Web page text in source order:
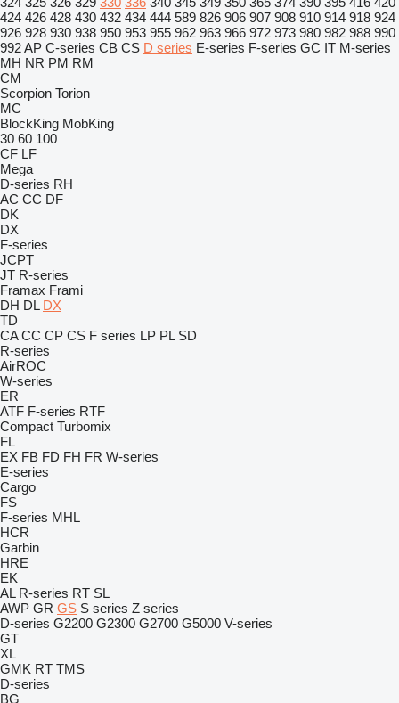
424 426 428 430 432 434 444 589 826 906 907 908 910 914 918 924
926 928 930 938 950 953 955 962 963 966 972 973 980 982 988 990
992AP C-series CB CS D series E-series F-series GC IT M-series
MH NR PM RM
CM
Scorpion Torion
MC
BlockKing MobKing
30 60 100
CF LF
Mega
D-series RH
AC CC DF
DK
DX
F-series
JCPT
JT R-series
Framax Frami
DH DL DX
TD
CA CC CP CS F series LP PL SD
R-series
AirROC
W-series
ER
ATF F-series RTF
Compact Turbomix
FL
EX FB FD FH FR W-series
E-series
Cargo
FS
F-series MHL
HCR
Garbin
HRE
EK
AL R-series RT SL
AWP GR GS S series Z series
D-series G2200 G2300 G2700 G5000 V-series
GT
XL
GMK RT TMS
D-series
BG